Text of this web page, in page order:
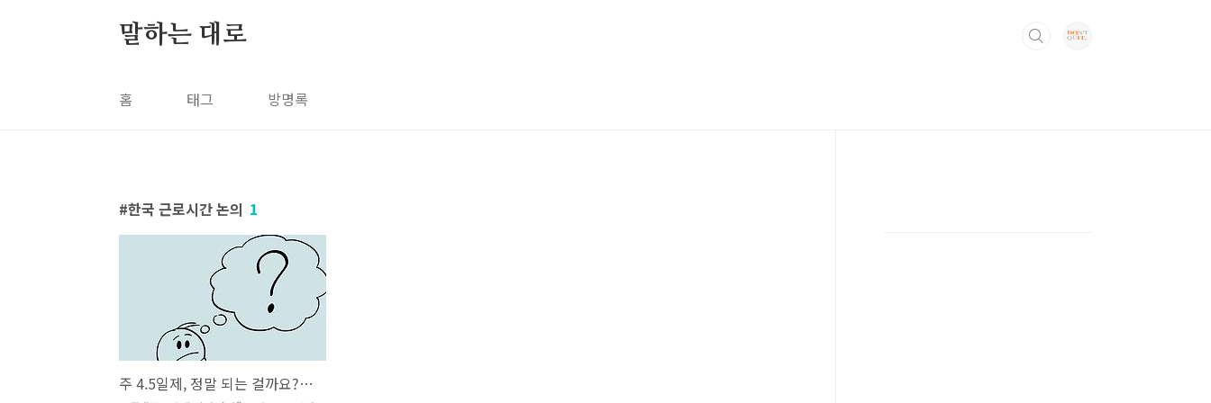
말하는 대로
홈 태그 방명록
한국 근로시간 논의 1
주 4.5일제, 정말 되는 걸까요?｜2025년 노동시장 ‘논의 중’ 현실 정리